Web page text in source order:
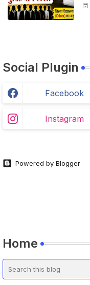
Social Plugin
Facebook
Instagram
Powered by Blogger
Home